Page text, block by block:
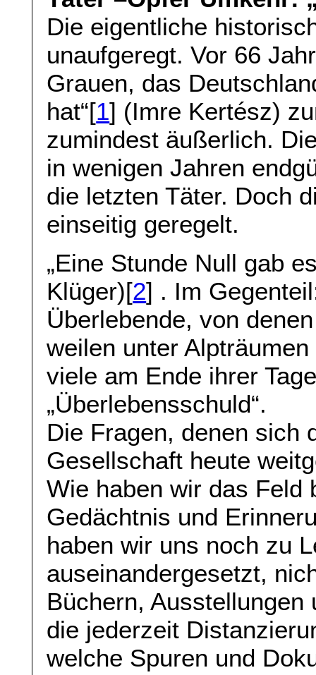
Die eigentliche
unaufgeregt. Vor 66
Grauen, das
hat“[1] (Imre Kertész)
zumindest äußerlich.
in wenigen Jahren
die letzten Täter. Doch
einseitig geregelt.
„Eine Stunde Null gab
Klüger)[2] . Im
Überlebende, von
weilen unter
viele am Ende ihrer
„Überlebensschuld“.
Die Fragen, denen sich
Gesellschaft heute
Wie haben wir das Feld
Gedächtnis und
haben wir uns noch zu
auseinandergesetzt,
Büchern,
die jederzeit
welche Spuren und